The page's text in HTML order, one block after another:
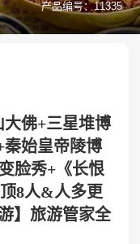
产品编号：11335
佛+三星堆博
秦始皇帝陵博
脸秀+《长恨
8人&人多更
】旅游管家全